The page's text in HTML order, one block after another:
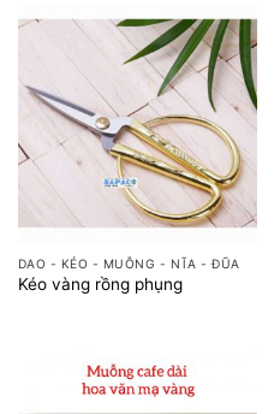
DAO - KÉO - MUỖNG - NĨA - ĐŨA
Kéo vàng rồng phụng